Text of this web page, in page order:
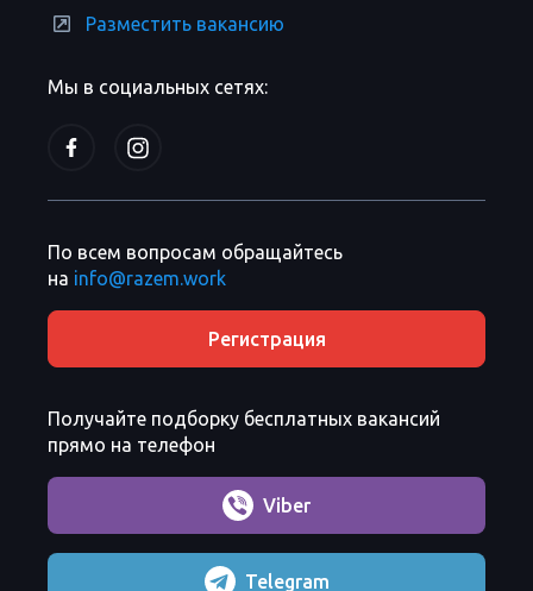
Мы в социальных сетях:
Разместить вакансию
По всем вопросам обращайтесь
на info@razem.work
Регистрация
Получайте подборку бесплатных вакансий
прямо на телефон
Viber
Telegram